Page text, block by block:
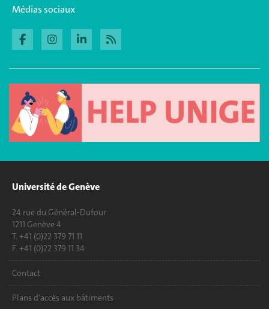
Médias sociaux
Université de Genève
24 rue du Général-Dufour
1211 Genève 4
T. +41 (0)22 379 71 11
F. +41 (0)22 379 11 34
Contact
Plans d'accès aux bâtiments